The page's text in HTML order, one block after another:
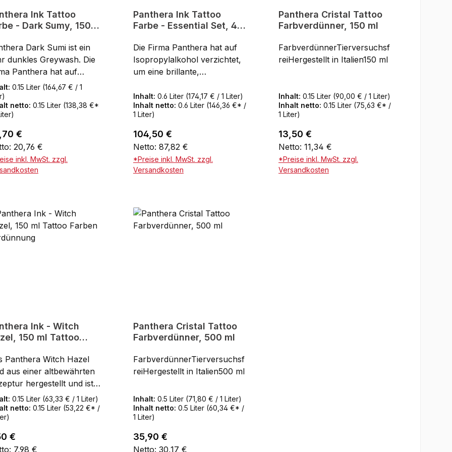
Ink Tattoo
Sumy, 150
Dark Sumi ist ein
dunkles Greywash. Die
Panthera hat auf
verzichtet,
brillante,
Farbe
Somit
die Farben
der REACH
Isopropyl
0.15 Liter (164,67 € / 1
netto: 0.15 Liter (138,38 €*
Preis:
€
20,76 €
inkl. MwSt. zzgl.
Panthera Ink Tattoo
Farbe - Essential Set, 4 x
Die Firma Panthera hat auf
Isopropylalkohol verzichtet,
um eine brillante,
schwarze Farbe
herzustellen. Somit
entsprechen die Farben
auch der REACH
Verordnung.Reach
konformVeganTierversuchsfr
eiSterilOhne
HautreizungOhne Isopropyl
AlcoholOhne
KonservierungsstoffeREACH
Inhalt: 0.6 Liter (174,17 € / 1 Liter)
Inhalt netto: 0.6 Liter (146,36 €* /
1 Liter)
Regulärer Preis:
104,50 €
Netto: 87,82 €
*Preise inkl. MwSt. zzgl.
Versandkosten
Panthera Cristal Tattoo
Farbverdünner, 150 ml
FarbverdünnerTierversuchsf
reiHergestellt in Italien150 ml
Inhalt: 0.15 Liter (90,00 € / 1 Liter)
Inhalt netto: 0.15 Liter (75,63 €* /
1 Liter)
Regulärer Preis:
13,50 €
Netto: 11,34 €
*Preise inkl. MwSt. zzgl.
Versandkosten
Ink - Witch
150 ml Tattoo
Panthera Witch Hazel
aus einer altbewährten
hergestellt und ist
zur Beruhigung der
nach dem Tätowieren.
Flüssigkeit ist auch sehr
für die
wird
0.15 Liter (63,33 € / 1 Liter)
netto: 0.15 Liter (53,22 €* /
Preis:
€
7,98 €
Panthera Cristal Tattoo
Farbverdünner, 500 ml
FarbverdünnerTierversuchsf
reiHergestellt in Italien500 ml
Inhalt: 0.5 Liter (71,80 € / 1 Liter)
Inhalt netto: 0.5 Liter (60,34 €* /
1 Liter)
Regulärer Preis:
35,90 €
Netto: 30,17 €